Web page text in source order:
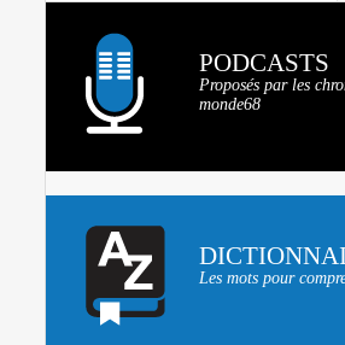
PODCASTS
Proposés par les
monde68
Les mots pour